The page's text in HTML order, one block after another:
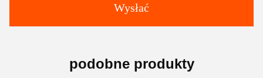
Wysłać
podobne produkty